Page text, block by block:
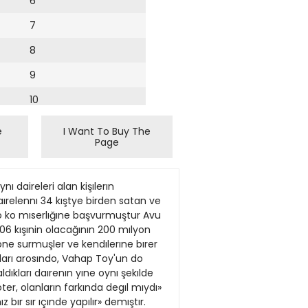
7
8
9
10
I Want To Buy The
Page
Mezunlan Darcegl (KUT DERrtn 5.5 l»79 günü Milli Eütüphane müıik salonunda saat 14 de 5 OlaŞan Genel Knrulu yspılacaktır Sayın Oyelera duyurulur Ço^tmluk •a£lanamadıgl takdırae 19 5 1979 gücü aynı yer ve s&stte yapUacaktu. CKBMD KÜT DEB TURKIYE TURING VE OTOMOBİL KURUMUNDAN 20 nlsan 1979 tarihlt cuma gunü toplantıya çagnlan Ge nel Kunılumuz da, tuzjğüD 9 maddesl gere?ince 2 3 çogunıuk saglanamadıtından. aşagıda gösterilen yer ve saatte lopl&nacaktır Btr yıl lık süresini doldunnuş olan üyelerinuze kongre kartlan, top^antı gjTt^md» venlecektır Saym Oyelerlmlzln te»tlflennl rıca edenz PROF KEMAL KUTLÜ YOVETIM KUKULD BASKAM Tanh 30 nisan 1979 pa» lartesi Saat 14.30 Yer Kenter TiyatrosTi (Harbıye) GUNDEM 1 Açılı$ ve Genel Kınul Dıvanı seçinu 3 Yonetım Kurula rsporunun okunsıası 3 Denetleme Kurulu r»ponınun okunroası 4 Rapor ann gbrüşaimegl vs Yönettm Kuraıutıun lbrası 5 KıaumltT verglal konusu « Konı Oteü tnsaaö 7 Gümrük Bakanlıgı lo nu < DUeBer Hadımior BblgESİ Te'kos Avcılar Demegfnirı Yılük Genel Kurulu 28 4 1979 tan iunde Sular Idaresl Terlco» Tibnkası sosyai tesisieriude jap lacak»ır GÜNDEM 1 Aç hs 3 Dıvan seçiml 3 Sargı dunışu 4 Faalıyet raporumm okunması 5 Hesap raporunun ofcunması ( Denetlm Kurulu raporunun okunması T Raporl&nr müıaker». s! ve tedütler 8 Tönetim Kurulu"nuB ibras! 9 Seçimler 10 Dılek ve temennller U Kapani'J KONGRE Tuzla'da rahlık d » niı manîarsJı dalre Kdy tslert Kamp: arkası beraı konak. 'Rehmi KATKALORİFER CANAKKALE YETKILİ SATICIS1 Mesut Ankan Mustafa Cakır Saat Kjiesı Karşısı 32. Türkiye Daktilografi Şampiyonası Her yı! Nlsan vaya Mayıs aytormdo yopılmakto Olon Turkiye Doktllografı Şampıyo nasının 32'ncisl 18 Moyıs 1979 Cumo gunü saat 8 30don Itlbaren Istanbul Tıcaret Odosında yopnacaktır. 22 Temmuz 1979 Pazar günu Yugoslov yo nın başkentı Belgr